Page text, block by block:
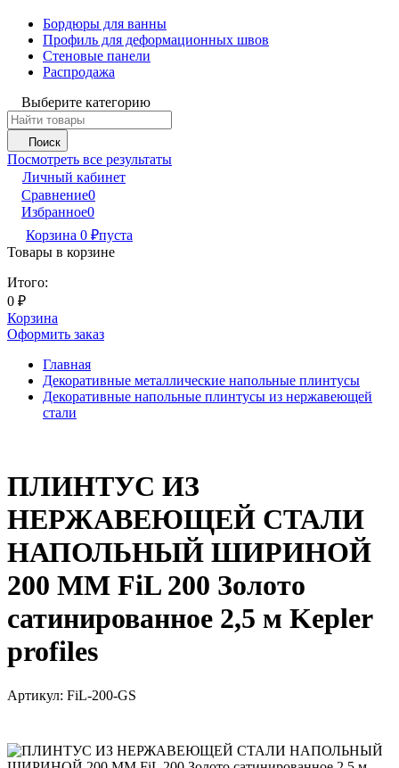
Бордюры для ванны
Профиль для деформационных швов
Стеновые панели
Распродажа
Выберите категорию
Поиск
Посмотреть все результаты
Личный кабинет
Сравнение0
Избранное0
Корзина 0 ₽пуста
Товары в корзине
Итого:
0 ₽
Корзина
Оформить заказ
Главная
Декоративные металлические напольные плинтусы
Декоративные напольные плинтусы из нержавеющей
стали
ПЛИНТУС ИЗ
НЕРЖАВЕЮЩЕЙ СТАЛИ
НАПОЛЬНЫЙ ШИРИНОЙ
200 ММ FiL 200 Золото
сатинированное 2,5 м Kepler
profiles
Артикул: FiL-200-GS